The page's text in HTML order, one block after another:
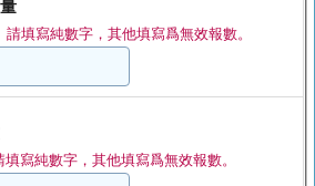
填寫純數字，其他填寫爲無效報數。
寫純數字，其他填寫爲無效報數。